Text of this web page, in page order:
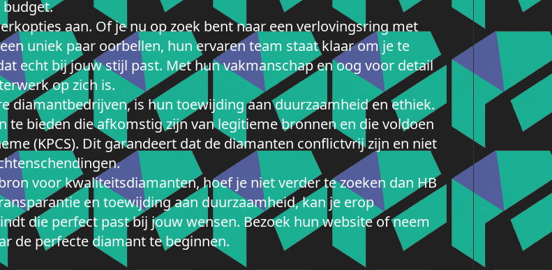
budget.
aan. Of je nu op zoek bent naar een verlovingsring met
uniek paar oorbellen, hun ervaren team staat klaar om je te
echt bij jouw stijl past. Met hun vakmanschap en oog voor detail
op zich is.
diamantbedrijven, is hun toewijding aan duurzaamheid en ethiek.
te bieden die afkomstig zijn van legitieme bronnen en die voldoen
(KPCS). Dit garandeert dat de diamanten conflictvrij zijn en niet
voor kwaliteitsdiamanten, hoef je niet verder te zoeken dan HB
en toewijding aan duurzaamheid, kan je erop
die perfect past bij jouw wensen. Bezoek hun website of neem
de perfecte diamant te beginnen.